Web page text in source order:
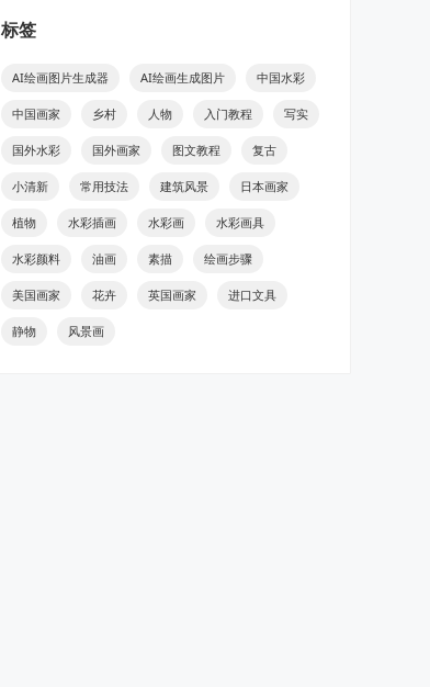
标签
AI绘画图片生成器 AI绘画生成图片 中国水彩
中国画家 乡村 人物 入门教程 写实
国外水彩 国外画家 图文教程 复古
小清新 常用技法 建筑风景 日本画家
植物 水彩插画 水彩画 水彩画具
水彩颜料 油画 素描 绘画步骤
美国画家 花卉 英国画家 进口文具
静物 风景画